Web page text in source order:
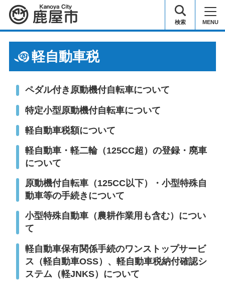
鹿屋市 検索 MENU
軽自動車税
ペダル付き原動機付自転車について
特定小型原動機付自転車について
軽自動車税額について
軽自動車・軽二輪（125CC超）の登録・廃車
について
原動機付自転車（125CC以下）・小型特殊自
動車等の手続きについて
小型特殊自動車（農耕作業用も含む）につい
て
軽自動車保有関係手続のワンストップサービ
ス（軽自動車OSS）、軽自動車税納付確認シ
ステム（軽JNKS）について